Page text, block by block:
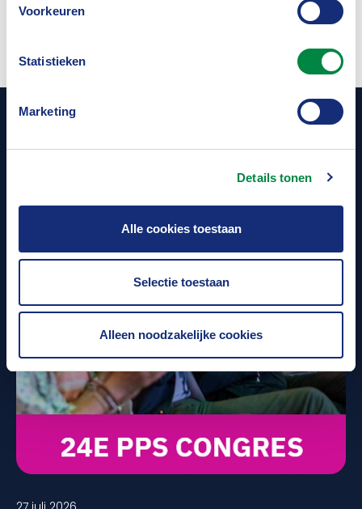
Voorkeuren
Statistieken
Marketing
Details tonen
Alle cookies toestaan
Selectie toestaan
Alleen noodzakelijke cookies
externe registraties te verwijderen,
ontbreekt een spoedeisend belang bij
een verwijderingsbevel. Het hof geeft in
het kader van de
proceskostenveroordeling nog wel een
oordeel over de externe registraties. De
externe registraties en meldingen zijn
volgens het hof onvoldoende
onderbouwd, omdat fraude of
opzettelijke misleiding niet voldoende
aannemelijk is. De proceskosten worden
gelijk verdeeld over partijen.